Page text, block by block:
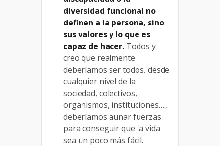
diversidad funcional no
definen a la persona, sino
sus valores y lo que es
capaz de hacer. Todos y
creo que realmente
deberíamos ser todos, desde
cualquier nivel de la
sociedad, colectivos,
organismos, instituciones….,
deberíamos aunar fuerzas
para conseguir que la vida
sea un poco más fácil.